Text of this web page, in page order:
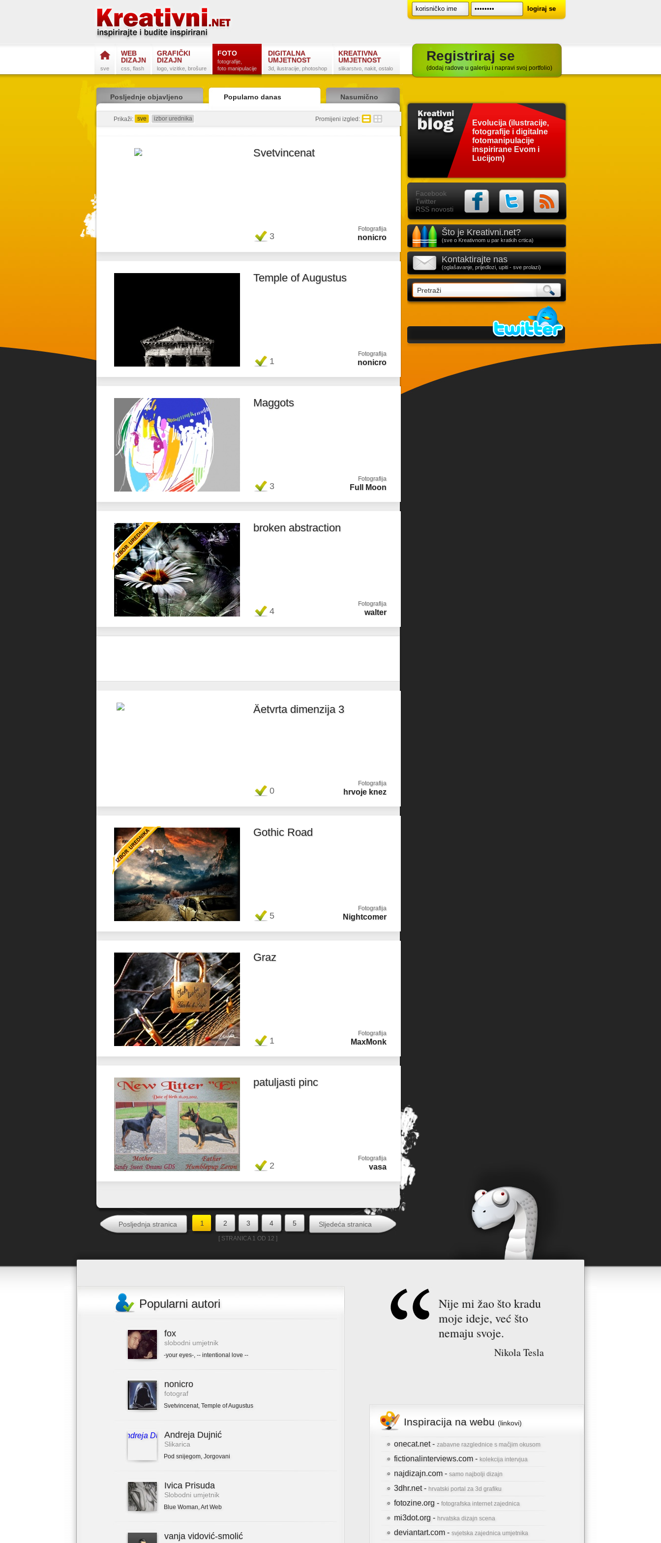
sve
WEB
DIZAJN
css, flash
GRAFIČKI
DIZAJN
logo, vizitke, brošure
FOTO
fotografije,
foto manipulacije
DIGITALNA
UMJETNOST
3d, ilustracije, photoshop
KREATIVNA
UMJETNOST
slikarstvo, nakit, ostalo
Registriraj se
(dodaj radove u galeriju i napravi svoj portfolio)
Posljednje objavljeno Popularno danas Nasumično
Prikaži: sve izbor urednika Promijeni izgled:
Svetvincenat
nonicro
Fotografija
3
Temple of Augustus
nonicro
Fotografija
Favorit 1
Maggots
Full Moon
Fotografija
Favorit 3
broken abstraction
walter
Fotografija
Favorit 4
Äetvrta dimenzija 3
hrvoje knez
Fotografija
0
Gothic Road
Nightcomer
Fotografija
Favorit 5
Graz
MaxMonk
Fotografija
Favorit 1
patuljasti pinc
vasa
Fotografija
Favorit 2
Sljedeća stranica
Posljednja stranica 1 2 3 4 5
[ STRANICA 1 OD 12 ]
Evolucija (ilustracije,
fotografije i digitalne
fotomanipulacije
inspirirane Evom i
Lucijom)
Facebook
Twitter
RSS novosti
Što je Kreativni.net?
(sve o Kreativnom u par kratkih crtica)
Kontaktirajte nas
(oglašavanje, prijedlozi, upiti - sve prolazi)
Popularni autori
fox
slobodni umjetnik
-your eyes-, -- intentional love --
nonicro
fotograf
Svetvincenat, Temple of Augustus
Andreja Dujnić
Slikarica
Pod snijegom, Jorgovani
Ivica Prisuda
Slobodni umjetnik
Blue Woman,Art Web
vanja vidović-smolić
Nije mi žao što kradu
moje ideje, već što
nemaju svoje.
Nikola Tesla
Inspiracija na webu (linkovi)
onecat.net - zabavne razglednice s mačjim okusom
fictionalinterviews.com - kolekcija intervjua
najdizajn.com - samo najbolji dizajn
3dhr.net - hrvatski portal za 3d grafiku
fotozine.org - fotografska internet zajednica
mi3dot.org - hrvatska dizajn scena
deviantart.com - svjetska zajednica umjetnika